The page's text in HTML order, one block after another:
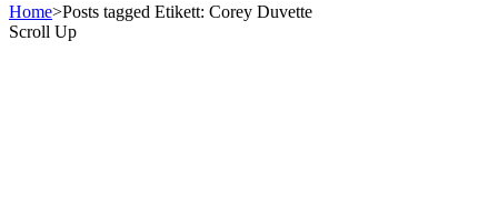
Home>Posts tagged Etikett: Corey Duvette
Scroll Up